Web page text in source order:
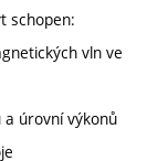
schopen:
vln ve
úrovní výkonů